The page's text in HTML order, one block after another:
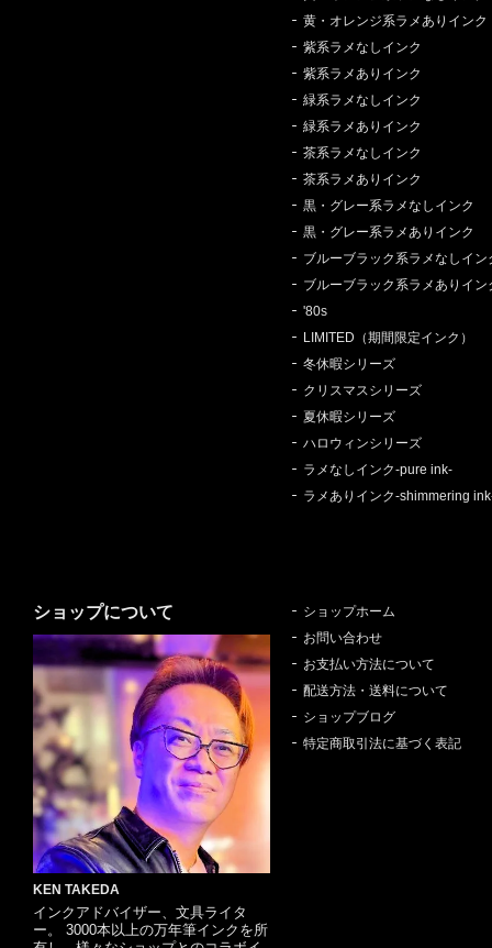
黄・オレンジ系ラメありインク
紫系ラメなしインク
紫系ラメありインク
緑系ラメなしインク
緑系ラメありインク
茶系ラメなしインク
茶系ラメありインク
黒・グレー系ラメなしインク
黒・グレー系ラメありインク
ブルーブラック系ラメなしイン
ブルーブラック系ラメありイン
'80s
LIMITED（期間限定インク）
冬休暇シリーズ
クリスマスシリーズ
夏休暇シリーズ
ハロウィンシリーズ
ラメなしインク-pure ink-
ラメありインク-shimmering
ショップについて
KEN TAKEDA
インクアドバイザー、文具ライタ
ー。 3000本以上の万年筆インクを所
ショップホーム
お問い合わせ
お支払い方法について
配送方法・送料について
ショップブログ
特定商取引法に基づく表記